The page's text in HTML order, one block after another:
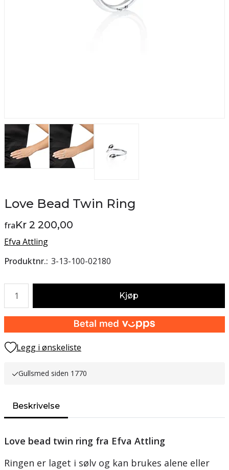
Love Bead Twin Ring
fraKr 2 200,00
Efva Attling
Produktnr. 3-13-100-02180
Kjøp
Legg i ønskeliste
Gullsmed siden 1770
Beskrivelse
Love bead twin ring fra Efva Attling
Ringen er laget i sølv og kan brukes alene eller